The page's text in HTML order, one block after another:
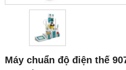
Máy chuẩn độ điện thế